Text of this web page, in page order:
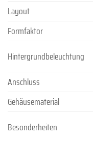
Layout
Formfaktor
Hintergrundbeleuchtung
Anschluss
Gehäusematerial
Besonderheiten